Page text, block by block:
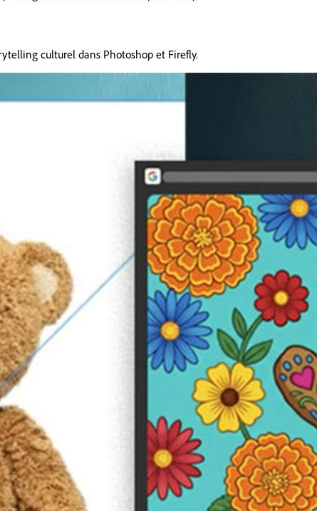
culturel dans Photoshop et Firefly.